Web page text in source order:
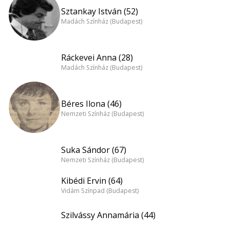
Sztankay István (52)
Madách Színház (Budapest)
Ráckevei Anna (28)
Madách Színház (Budapest)
Béres Ilona (46)
Nemzeti Színház (Budapest)
Suka Sándor (67)
Nemzeti Színház (Budapest)
Kibédi Ervin (64)
Vidám Színpad (Budapest)
Szilvássy Annamária (44)